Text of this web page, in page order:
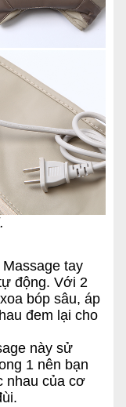
tay
động. Với 2
bóp sâu, áp
đem lại cho
này sử
1 nên bạn
nhau của cơ